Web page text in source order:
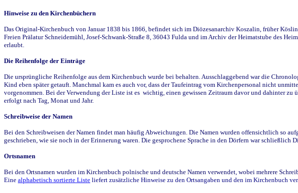
Hinweise zu den Kirchenbüchern
Das Original-Kirchenbuch von Januar 1838 bis 1866, befindet sich im Diözesanarchiv Koszalin, früher
Freien Prälatur Schneidemühl, Josef-Schwank-Straße 8, 36043 Fulda und im Archiv der Heimatstube des
erlaubt.
Die Reihenfolge der Einträge
Die ursprüngliche Reihenfolge aus dem Kirchenbuch wurde bei behalten. Ausschlaggebend war die
Kind eben später getauft. Manchmal kam es auch vor, dass der Taufeintrag vom Kirchenpersonal nicht
vorgenommen. Bei der Verwendung der Liste ist es wichtig, einen gewissen Zeitraum davor und dahinter
erfolgt nach Tag, Monat und Jahr.
Schreibweise der Namen
Bei den Schreibweisen der Namen findet man häufig Abweichungen. Die Namen wurden offensichtlich so
geschrieben, wie sie noch in der Erinnerung waren. Die gesprochene Sprache in den Dörfern war
Ortsnamen
Bei den Ortsnamen wurden im Kirchenbuch polnische und deutsche Namen verwendet, wobei mehrere
Eine alphabetisch sortierte Liste liefert zusätzliche Hinweise zu den Ortsangaben und den im Kirchenbuch